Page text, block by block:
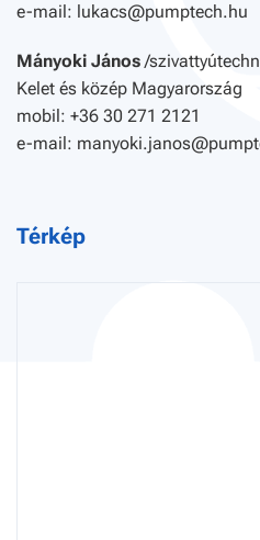
e-mail: lukacs@pumptech.hu
Mányoki János/
Kelet és közép Magyarország
mobil: +36 30 271 2121
e-mail:
Térkép